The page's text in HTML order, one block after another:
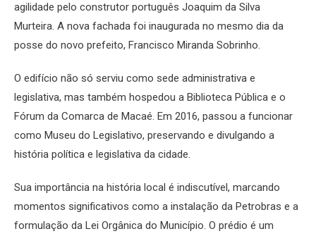
agilidade pelo construtor português Joaquim da Silva
Murteira. A nova fachada foi inaugurada no mesmo dia da
posse do novo prefeito, Francisco Miranda Sobrinho.
O edifício não só serviu como sede administrativa e
legislativa, mas também hospedou a Biblioteca Pública e o
Fórum da Comarca de Macaé. Em 2016, passou a funcionar
como Museu do Legislativo, preservando e divulgando a
história política e legislativa da cidade.
Sua importância na história local é indiscutível, marcando
momentos significativos como a instalação da Petrobras e a
formulação da Lei Orgânica do Município. O prédio é um